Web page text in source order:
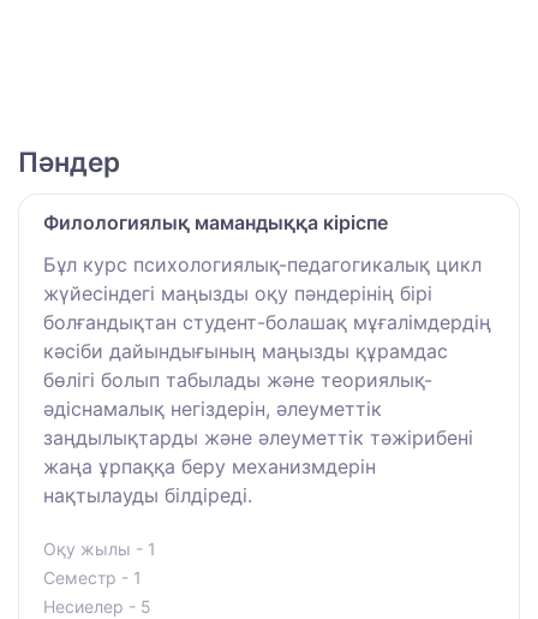
Пәндер
Филологиялық мамандыққа кіріспе
Бұл курс психологиялық-педагогикалық цикл
жүйесіндегі маңызды оқу пәндерінің бірі
болғандықтан студент-болашақ мұғалімдердің
кәсіби дайындығының маңызды құрамдас
бөлігі болып табылады және теориялық-
әдіснамалық негіздерін, әлеуметтік
заңдылықтарды және әлеуметтік тәжірибені
жаңа ұрпаққа беру механизмдерін
нақтылауды білдіреді.
Оқу жылы - 1
Семестр - 1
Несиелер - 5